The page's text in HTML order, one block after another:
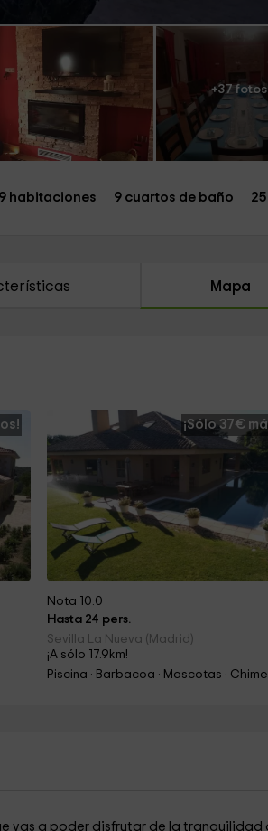
+37 fotos
9 habitaciones 9 cuartos de baño
Mapa
¡Sólo 37€
Nota 10.0
Hasta 24 pers.
Sevilla La Nueva (Madrid)
¡A sólo 17.9km!
vas a poder disfrutar de la tranquilidad